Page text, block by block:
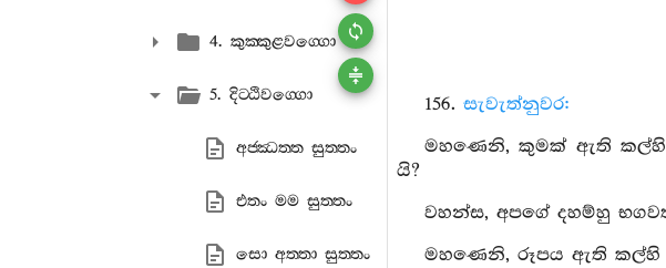
4. කුක‍්කුළවග‍්ගො
5. දිට‍්ඨිවග‍්ගො
අජ‍්ඣත‍්ත සුත‍්තං
එතං මම සුත‍්තං
සො අත‍්තා සුත‍්තං
156. සැවැත්නුවර:
මහණෙනි, කුමක් ඇති කල්හි
යි?
වහන්ස, අපගේ දහම්හු
මහණෙනි, රූපය ඇති කල්හි